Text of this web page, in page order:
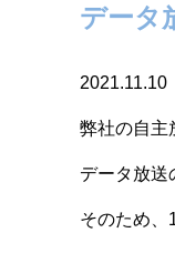
データ
2021.11.10
弊社の自主
データ放送
そのため、